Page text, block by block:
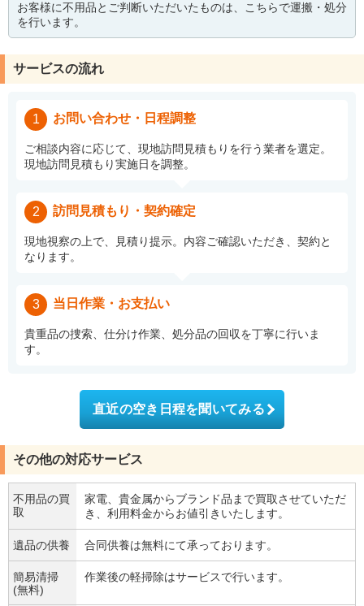
お客様に不用品とご判断いただいたものは、こちらで運搬・処分
を行います。
サービスの流れ
1 お問い合わせ・日程調整
ご相談内容に応じて、現地訪問見積もりを行う業者を選定。
現地訪問見積もり実施日を調整。
2 訪問見積もり・契約確定
現地視察の上で、見積り提示。内容ご確認いただき、契約と
なります。
3 当日作業・お支払い
貴重品の捜索、仕分け作業、処分品の回収を丁寧に行いま
す。
直近の空き日程を聞いてみる
その他の対応サービス
不用品の買
取
家電、貴金属からブランド品まで買取させていただ
き、利用料金からお値引きいたします。
遺品の供養 合同供養は無料にて承っております。
簡易清掃
(無料)
作業後の軽掃除はサービスで行います。